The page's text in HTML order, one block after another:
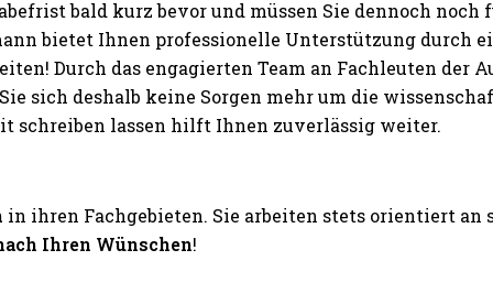
bald kurz bevor und müssen Sie dennoch
bietet Ihnen professionelle Unterstützung durch
Durch das engagierten Team an Fachleuten
sich deshalb keine Sorgen mehr um die
schreiben lassen hilft Ihnen zuverlässig weiter.
in ihren Fachgebieten. Sie arbeiten stets orientiert
Ihren Wünschen!